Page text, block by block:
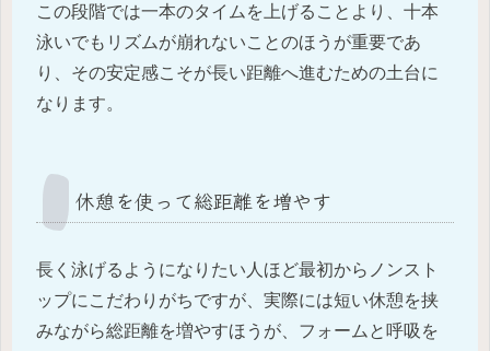
この段階では一本のタイムを上げることより、十本
泳いでもリズムが崩れないことのほうが重要であ
り、その安定感こそが長い距離へ進むための土台に
なります。
休憩を使って総距離を増やす
長く泳げるようになりたい人ほど最初からノンスト
ップにこだわりがちですが、実際には短い休憩を挟
みながら総距離を増やすほうが、フォームと呼吸を